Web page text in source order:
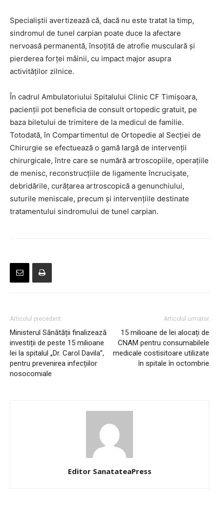
Specialiștii avertizează că, dacă nu este tratat la timp,
sindromul de tunel carpian poate duce la afectare
nervoasă permanentă, însoțită de atrofie musculară și
pierderea forței mâinii, cu impact major asupra
activităților zilnice.
În cadrul Ambulatoriului Spitalului Clinic CF Timișoara,
pacienții pot beneficia de consult ortopedic gratuit, pe
baza biletului de trimitere de la medicul de familie.
Totodată, în Compartimentul de Ortopedie al Secției de
Chirurgie se efectuează o gamă largă de intervenții
chirurgicale, între care se numără artroscopiile, operațiile
de menisc, reconstrucțiile de ligamente încrucișate,
debridările, curățarea artroscopică a genunchiului,
suturile meniscale, precum și intervențiile destinate
tratamentului sindromului de tunel carpian.
Articolul precedent
Ministerul Sănătății finalizează
investiții de peste 15 milioane
lei la spitalul „Dr. Carol Davila”,
pentru prevenirea infecțiilor
nosocomiale
Articolul următor
15 milioane de lei alocați de
CNAM pentru consumabilele
medicale costisitoare utilizate
în spitale în octombrie
Editor SanatateaPress